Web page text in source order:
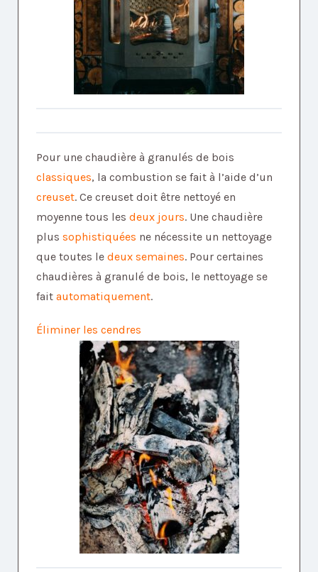
Pour une chaudière à granulés de bois
classiques, la combustion se fait à l’aide d’un
creuset. Ce creuset doit être nettoyé en
moyenne tous les deux jours. Une chaudière
plus sophistiquées ne nécessite un nettoyage
que toutes le deux semaines. Pour certaines
chaudières à granulé de bois, le nettoyage se
fait automatiquement.
Éliminer les cendres